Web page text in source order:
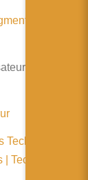
Reality
dans les
TechCrunch